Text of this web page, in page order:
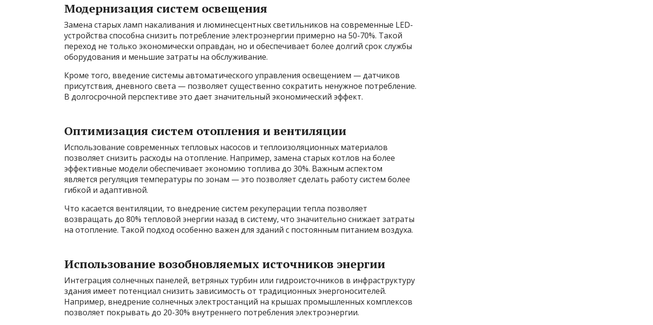
Модернизация систем освещения
Замена старых ламп накаливания и люминесцентных светильников на современные LED-
устройства способна снизить потребление электроэнергии примерно на 50-70%. Такой
переход не только экономически оправдан, но и обеспечивает более долгий срок службы
оборудования и меньшие затраты на обслуживание.
Кроме того, введение системы автоматического управления освещением — датчиков
присутствия, дневного света — позволяет существенно сократить ненужное потребление.
В долгосрочной перспективе это дает значительный экономический эффект.
Оптимизация систем отопления и вентиляции
Использование современных тепловых насосов и теплоизоляционных материалов
позволяет снизить расходы на отопление. Например, замена старых котлов на более
эффективные модели обеспечивает экономию топлива до 30%. Важным аспектом
является регуляция температуры по зонам — это позволяет сделать работу систем более
гибкой и адаптивной.
Что касается вентиляции, то внедрение систем рекуперации тепла позволяет
возвращать до 80% тепловой энергии назад в систему, что значительно снижает затраты
на отопление. Такой подход особенно важен для зданий с постоянным питанием воздуха.
Использование возобновляемых источников энергии
Интеграция солнечных панелей, ветряных турбин или гидроисточников в инфраструктуру
здания имеет потенциал снизить зависимость от традиционных энергоносителей.
Например, внедрение солнечных электростанций на крышах промышленных комплексов
позволяет покрывать до 20-30% внутреннего потребления электроэнергии.